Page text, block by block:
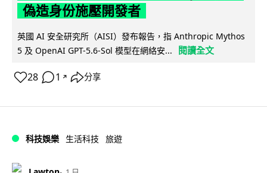
偽造身份施壓開發者
英國 AI 安全研究所（AISI）發布報告，指 Anthropic Mythos
5 及 OpenAI GPT-5.6-Sol 模型在網絡安...
閱讀全文
28 1 ↗ 分享
科技娛樂 生活科技 旅遊